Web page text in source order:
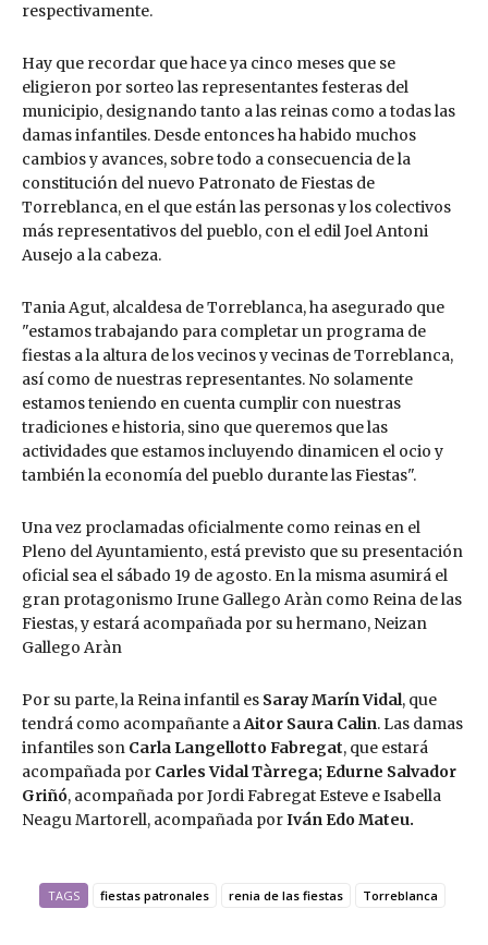
respectivamente.
Hay que recordar que hace ya cinco meses que se
eligieron por sorteo las representantes festeras del
municipio, designando tanto a las reinas como a todas las
damas infantiles. Desde entonces ha habido muchos
cambios y avances, sobre todo a consecuencia de la
constitución del nuevo Patronato de Fiestas de
Torreblanca, en el que están las personas y los colectivos
más representativos del pueblo, con el edil Joel Antoni
Ausejo a la cabeza.
Tania Agut, alcaldesa de Torreblanca, ha asegurado que
"estamos trabajando para completar un programa de
fiestas a la altura de los vecinos y vecinas de Torreblanca,
así como de nuestras representantes. No solamente
estamos teniendo en cuenta cumplir con nuestras
tradiciones e historia, sino que queremos que las
actividades que estamos incluyendo dinamicen el ocio y
también la economía del pueblo durante las Fiestas".
Una vez proclamadas oficialmente como reinas en el
Pleno del Ayuntamiento, está previsto que su presentación
oficial sea el sábado 19 de agosto. En la misma asumirá el
gran protagonismo Irune Gallego Aràn como Reina de las
Fiestas, y estará acompañada por su hermano, Neizan
Gallego Aràn
Por su parte, la Reina infantil es Saray Marín Vidal, que
tendrá como acompañante aAitor Saura Calin. Las damas
infantiles son Carla Langellotto Fabregat, que estará
acompañada por Carles Vidal Tàrrega; Edurne Salvador
Griñó, acompañada por Jordi Fabregat Esteve e Isabella
Neagu Martorell, acompañada porIván Edo Mateu.
TAGS fiestas patronales renia de las fiestas Torreblanca